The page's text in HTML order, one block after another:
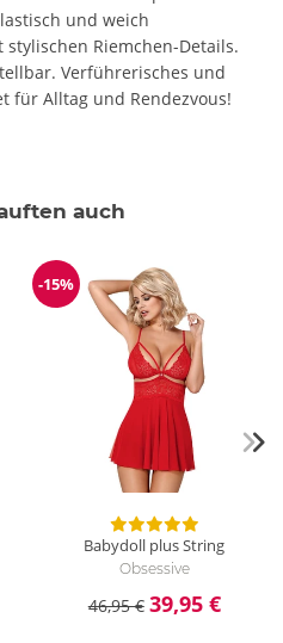
und weich
Riemchen-Details.
Verführerisches und
für Alltag und Rendezvous!
auch
Reduzierung
-15%
Babydoll plus String
Obsessive
46,95 € 39,95 €